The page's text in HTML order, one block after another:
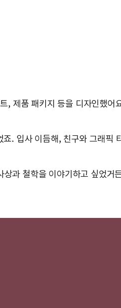
, 제품 패키지 등을 디자인했어
. 입사 이듬해, 친구와 그래픽
과 철학을 이야기하고 싶었거